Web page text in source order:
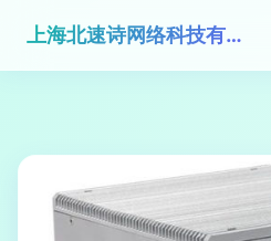
上海北速诗网络科技有限公司